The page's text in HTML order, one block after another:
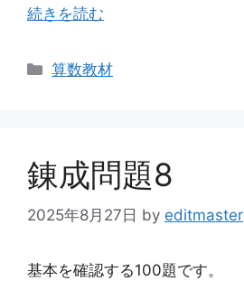
続きを読む
カ
算数教材
錬成問題8
2025年8月27日 by editmaster
基本を確認する100題です。